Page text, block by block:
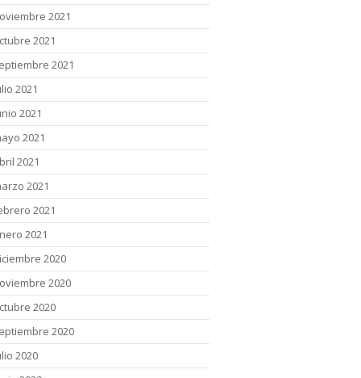
2021
2021
2021
2021
2021
2021
2021
2021
2021
2021
2020
2020
2020
2020
2020